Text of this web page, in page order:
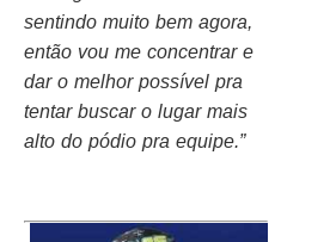
sentindo muito bem agora,
então vou me concentrar e
dar o melhor possível pra
tentar buscar o lugar mais
alto do pódio pra equipe.”